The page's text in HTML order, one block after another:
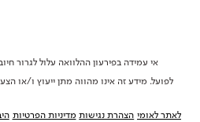
אי עמידה בפירעון ההלוואה עלול לגרור
לפועל. מידע זה אינו מהווה מתן ייעוץ ו/או
לאתר לאומי הצהרת נגישות מדיניות הפרטיות